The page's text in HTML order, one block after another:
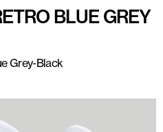
BLUE GREY
Grey-Black